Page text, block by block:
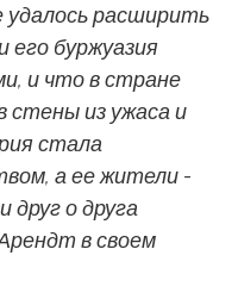
расширить
его буржуазия
и что в стране
стены из ужаса и
стала
а ее жители -
друг о друга
в своем